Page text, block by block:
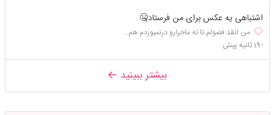
اشتباهی یه عکس برای من فرستاد🤐
من انقد فضولم تا ته ماجرارو درنمیوزدم هم...
-19 ثانیه پیش
بیشتر ببینید